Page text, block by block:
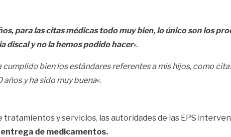
para las citas médicas todo muy bien, lo único son los
discal y no la hemos podido hacer«.
cumplido bien los estándares referentes a mis hijos, como
años y ha sido muy buena«.
y servicios, las autoridades de las EPS
de medicamentos.